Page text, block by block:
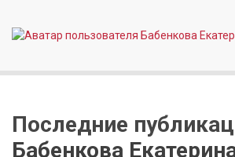
Последние
Бабенкова